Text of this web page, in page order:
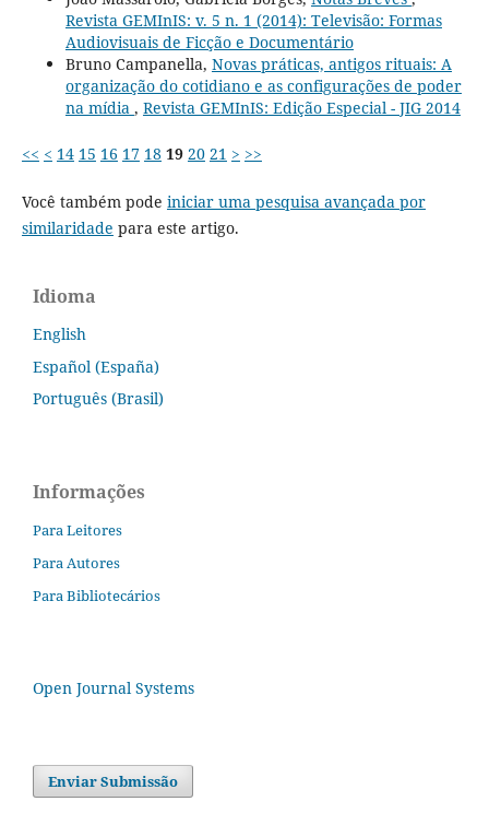
Revista GEMInIS: v. 5 n. 1 (2014): Televisão: Formas
Audiovisuais de Ficção e Documentário
Bruno Campanella, Novas práticas, antigos rituais: A
organização do cotidiano e as configurações de poder
na mídia , Revista GEMInIS: Edição Especial - JIG 2014
<< < 14 15 16 17 18 19 20 21 > >>
Você também pode iniciar uma pesquisa avançada por
similaridade para este artigo.
Idioma
English
Español (España)
Português (Brasil)
Informações
Para Leitores
Para Autores
Para Bibliotecários
Open Journal Systems
Enviar Submissão